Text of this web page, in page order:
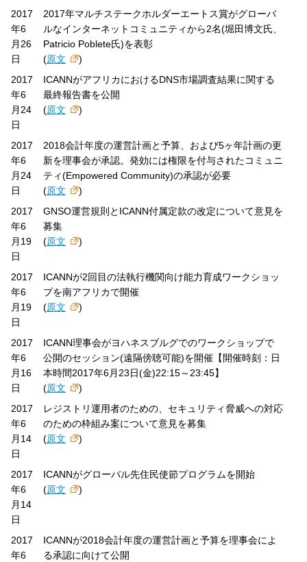
2017
年6
月26
日
2017年マルチステークホルダーエートス賞がグローバ
ルなインターネットコミュニティから2名(堀田博文氏、
Patricio Poblete氏)を表彰
(原文
)
2017
年6
月24
日
ICANNがアフリカにおけるDNS市場調査結果に関する
最終報告書を公開
(原文 )
2017
年6
月24
日
2018会計年度の運営計画と予算、および5ヶ年計画の更
新を理事会が承認。発効には権限を付与されたコミュニ
ティ(Empowered Community)の承認が必要
(原文
)
2017
年6
月19
日
GNSO運営規則とICANN付属定款の改定について意見を
募集
(原文 )
2017
年6
月19
日
ICANNが2回目の法執行機関向け能力育成ワークショッ
プを南アフリカで開催
(原文 )
2017
年6
月16
日
ICANN理事会がヨハネスブルグでのワークショップで
公開のセッション(遠隔傍聴可能)を開催【開催時刻：日
本時間2017年6月23日(金)22:15～23:45】
(原文
)
2017
年6
月14
日
レジストリ運用者のための、セキュリティ脅威への対応
のための枠組み案について意見を募集
(原文 )
2017
年6
月14
日
ICANNがグローバル先住民使節プログラムを開始
(原文 )
2017
年6
ICANNが2018会計年度の運営計画と予算を理事会によ
る承認に向けて公開